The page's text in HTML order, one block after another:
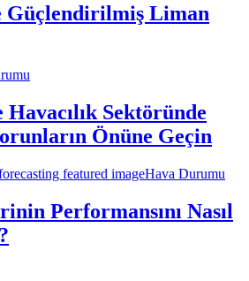
Güçlendirilmiş Liman
Havacılık Sektöründe
Önüne Geçin
Hava Durumu
Performansını Nasıl